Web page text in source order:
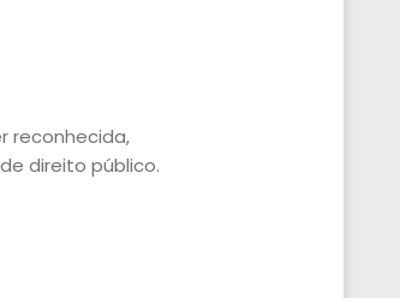
reconhecida,
direito público.